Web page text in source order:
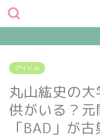
アイドル
丸山紘史の
供がいる？
「BAD」が